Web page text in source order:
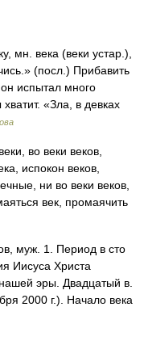
мн. века (веки устар.),
(посл.) Прибавить
испытал много
«Зла, в девках
во веки веков,
испокон веков,
ни во веки веков,
век, промаячить
муж. 1. Период в сто
Иисуса Христа
эры. Двадцатый в.
2000 г.). Начало века